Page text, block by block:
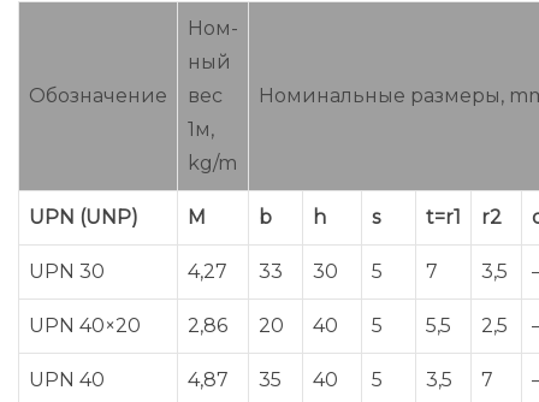
Обозначение
Ном-
ный
вес
1м,
kg/m
Номинальные размеры,
UPN (UNP) M b h s t=r1 r2
UPN 30 4,27 33 30 5 7 3,5
UPN 40×20 2,86 20 40 5 5,5 2,5
UPN 40 4,87 35 40 5 3,5 7